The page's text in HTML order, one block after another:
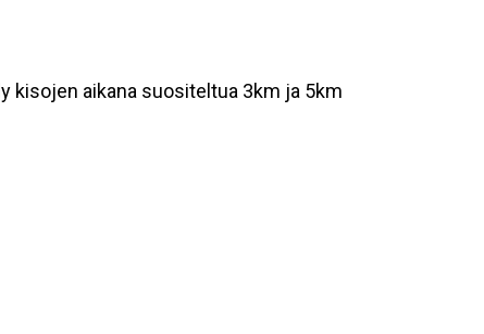
kisojen aikana suositeltua 3km ja 5km